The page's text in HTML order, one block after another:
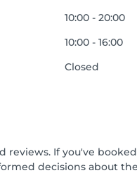
10:00 - 20:00
10:00 - 16:00
Closed
reviews. If you've
decisions about